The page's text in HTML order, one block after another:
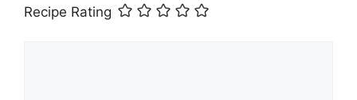
Recipe Rating